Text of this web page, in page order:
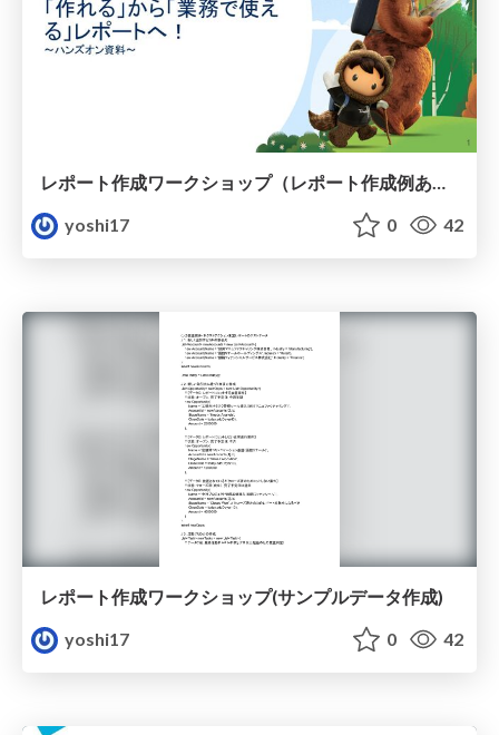
レポート作成ワークショップ（レポート作成例あり）
yoshi17
0 42
レポート作成ワークショップ(サンプルデータ作成)
yoshi17
0 42